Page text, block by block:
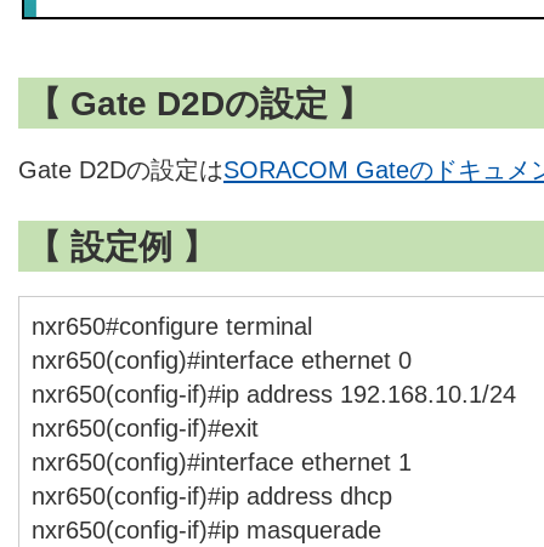
【 Gate D2Dの設定 】
Gate D2Dの設定はSORACOM Gateのドキュメ
【 設定例 】
nxr650#configure terminal
nxr650(config)#interface ethernet 0
nxr650(config-if)#ip address 192.168.10.1/24
nxr650(config-if)#exit
nxr650(config)#interface ethernet 1
nxr650(config-if)#ip address dhcp
nxr650(config-if)#ip masquerade